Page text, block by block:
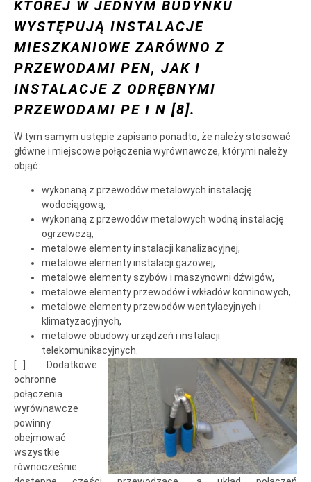
KTÓREJ W JEDNYM BUDYNKU
WYSTĘPUJĄ INSTALACJE
MIESZKANIOWE ZARÓWNO Z
PRZEWODAMI PEN, JAK I
INSTALACJE Z ODRĘBNYMI
PRZEWODAMI PE I N [8].
W tym samym ustępie zapisano ponadto, że należy stosować
główne i miejscowe połączenia wyrównawcze, którymi należy
objąć:
wykonaną z przewodów metalowych instalację
wodociągową,
wykonaną z przewodów metalowych wodną instalację
ogrzewczą,
metalowe elementy instalacji kanalizacyjnej,
metalowe elementy instalacji gazowej,
metalowe elementy szybów i maszynowni dźwigów,
metalowe elementy przewodów i wkładów kominowych,
metalowe elementy przewodów wentylacyjnych i
klimatyzacyjnych,
metalowe obudowy urządzeń i instalacji
telekomunikacyjnych.
[…] Dodatkowe
ochronne
połączenia
wyrównawcze
powinny
obejmować
wszystkie
równocześnie